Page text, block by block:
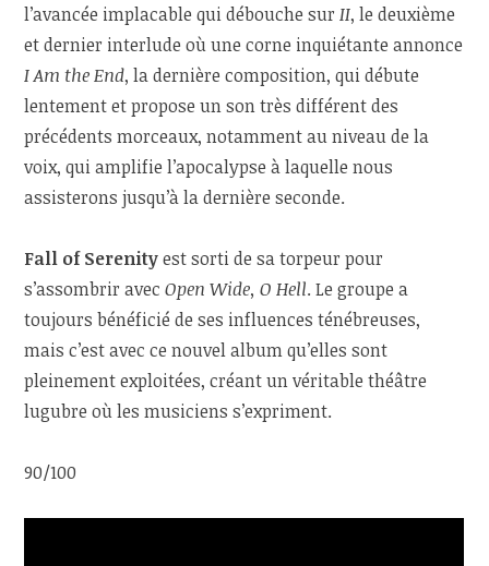
l’avancée implacable qui débouche surII, le deuxième
et dernier interlude où une corne inquiétante annonce
I Am the End, la dernière composition, qui débute
lentement et propose un son très différent des
précédents morceaux, notamment au niveau de la
voix, qui amplifie l’apocalypse à laquelle nous
assisterons jusqu’à la dernière seconde.
Fall of Serenityest sorti de sa torpeur pour
s’assombrir avecOpen Wide, O Hell. Le groupe a
toujours bénéficié de ses influences ténébreuses,
mais c’est avec ce nouvel album qu’elles sont
pleinement exploitées, créant un véritable théâtre
lugubre où les musiciens s’expriment.
90/100